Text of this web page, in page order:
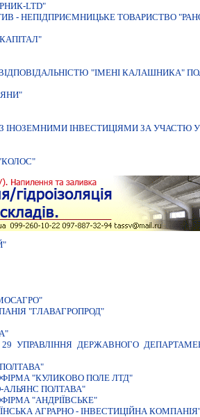
LTD"
- НЕПIДПРИЄМНИЦЬКЕ ТОВАРИСТВО
"IМЕНI КАЛАШНИКА"
IНОЗЕМНИМИ IНВЕСТИЦIЯМИ ЗА УЧАСТЮ
"ГЛАВАГРОПРОД"
УПРАВЛIННЯ ДЕРЖАВНОГО
"КУЛИКОВО ПОЛЕ ЛТД"
ПОЛТАВА"
"АНДРIЇВСЬКЕ"
АГРАРНО - IНВЕСТИЦIЙНА